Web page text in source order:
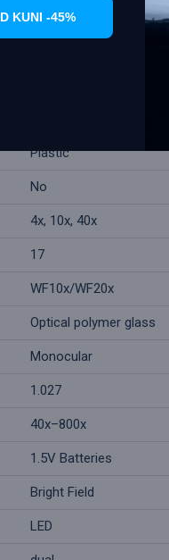
2
Plastic
No
4x, 10x, 40x
17
WF10x/WF20x
Optical polymer glass
Monocular
1.027
40x–800х
1.5V Batteries
Bright Field
LED
KUNI -45%